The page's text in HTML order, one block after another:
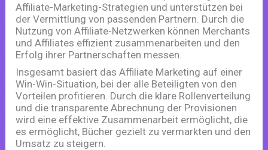
Affiliate-Marketing-Strategien und unterstützen bei
der Vermittlung von passenden Partnern. Durch die
Nutzung von Affiliate-Netzwerken können Merchants
und Affiliates effizient zusammenarbeiten und den
Erfolg ihrer Partnerschaften messen.
Insgesamt basiert das Affiliate Marketing auf einer
Win-Win-Situation, bei der alle Beteiligten von den
Vorteilen profitieren. Durch die klare Rollenverteilung
und die transparente Abrechnung der Provisionen
wird eine effektive Zusammenarbeit ermöglicht, die
es ermöglicht, Bücher gezielt zu vermarkten und den
Umsatz zu steigern.